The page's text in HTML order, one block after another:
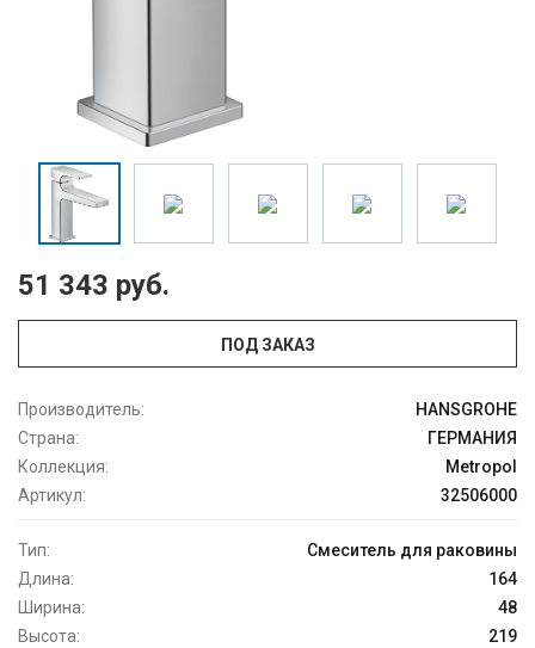
51 343 руб.
ПОД ЗАКАЗ
Производитель:
HANSGROHE
Страна:
ГЕРМАНИЯ
Коллекция:
Metropol
Артикул:
32506000
Тип:
Смеситель для раковины
Длина:
164
Ширина:
48
Высота:
219